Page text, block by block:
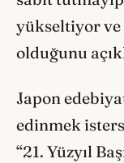
yükseltiyor
olduğunu
Japon
edinmek
“21. Yüzyıl